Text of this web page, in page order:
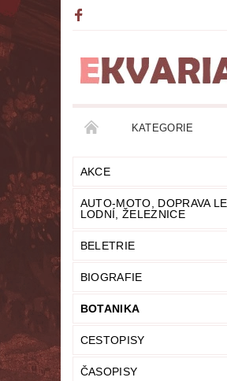
KATEGORIE
AKCE AUTO-
DETEKTIVKY
FANTASY
LITERATURA NAUČNÁ
AKCE
AUTO-MOTO, DOPRAVA
LODNÍ, ŽELEZNICE
BELETRIE
BIOGRAFIE
BOTANIKA
CESTOPISY
ČASOPISY